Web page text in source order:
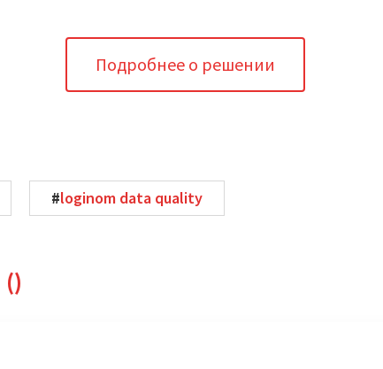
Подробнее о решении
#loginom data quality
()